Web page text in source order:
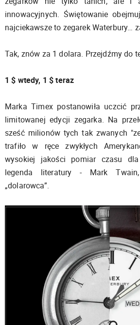
innowacyjnych. Świętowanie
najciekawsze to zegarek Waterbury…
Tak, znów za 1 dolara. Przejdźmy do
1 $ wtedy, 1 $ teraz
Marka Timex postanowiła uczcić
limitowanej edycji zegarka. Na
sześć milionów tych tak zwanych
trafiło w ręce zwykłych
wysokiej jakości pomiar czasu
legenda literatury - Mark
„dolarowca”.